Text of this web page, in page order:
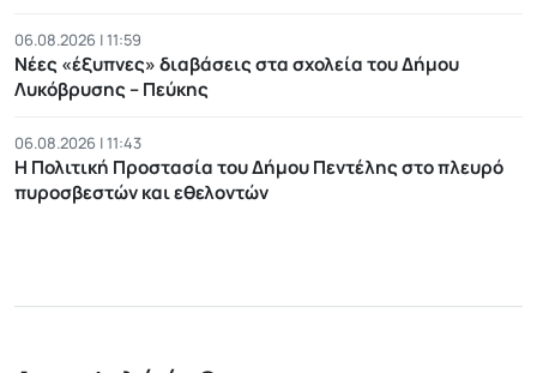
06.08.2026 | 11:59
Νέες «έξυπνες» διαβάσεις στα σχολεία του Δήμου
Λυκόβρυσης – Πεύκης
06.08.2026 | 11:43
Η Πολιτική Προστασία του Δήμου Πεντέλης στο πλευρό
πυροσβεστών και εθελοντών